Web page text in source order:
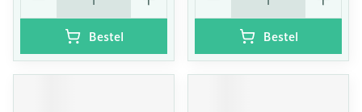
Bestel Bestel